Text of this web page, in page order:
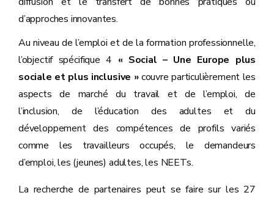
d’approches innovantes.
Au niveau de l’emploi et de la formation professionnelle,
l’objectif spécifique 4 « Social – Une Europe plus
sociale et plus inclusive »couvre particulièrement les
aspects de marché du travail et de l’emploi, de
l’inclusion, de l’éducation des adultes et du
développement des compétences de profils variés
comme les travailleurs occupés, le demandeurs
d’emploi, les (jeunes) adultes, les NEETs.
La recherche de partenaires peut se faire sur les 27